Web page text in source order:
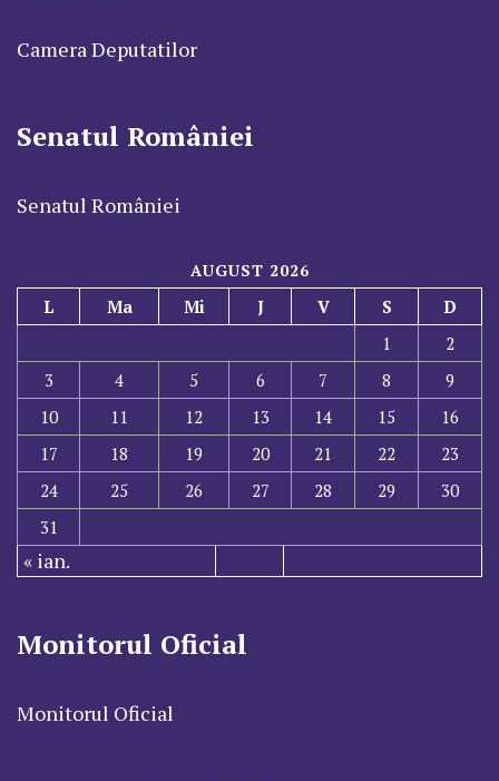
Camera Deputatilor
Senatul României
Senatul României
AUGUST 2026
L Ma Mi J V S
D
1
2
3
4 5 6 7 8
9
10
11 12 13 14 15
16
17
18 19 20 21 22
23
24
25 26 27 28 29
30
31
« ian.
Monitorul Oficial
Monitorul Oficial